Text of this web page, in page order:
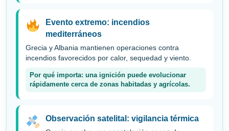
Evento extremo: incendios
mediterráneos
Grecia y Albania mantienen operaciones contra
incendios favorecidos por calor, sequedad y viento.
Por qué importa: una ignición puede evolucionar
rápidamente cerca de zonas habitadas y agrícolas.
Observación satelital: vigilancia térmica